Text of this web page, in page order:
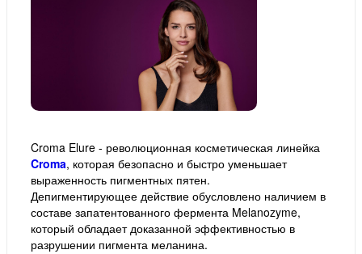
Croma Elure - революционная косметическая линейка
Croma, которая безопасно и быстро уменьшает
выраженность пигментных пятен.
Депигментирующее действие обусловлено наличием в
составе запатентованного фермента Melanozyme,
который обладает доказанной эффективностью в
разрушении пигмента меланина.